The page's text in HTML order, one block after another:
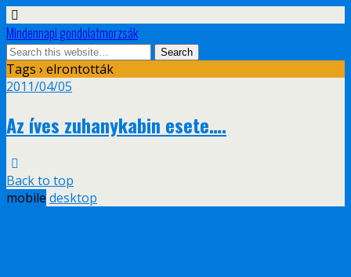
Mindennapi gondolatmorzsák
Tags › elrontották
2011/04/05
Az íves zuhanykabin esete….
Back to top
mobile desktop